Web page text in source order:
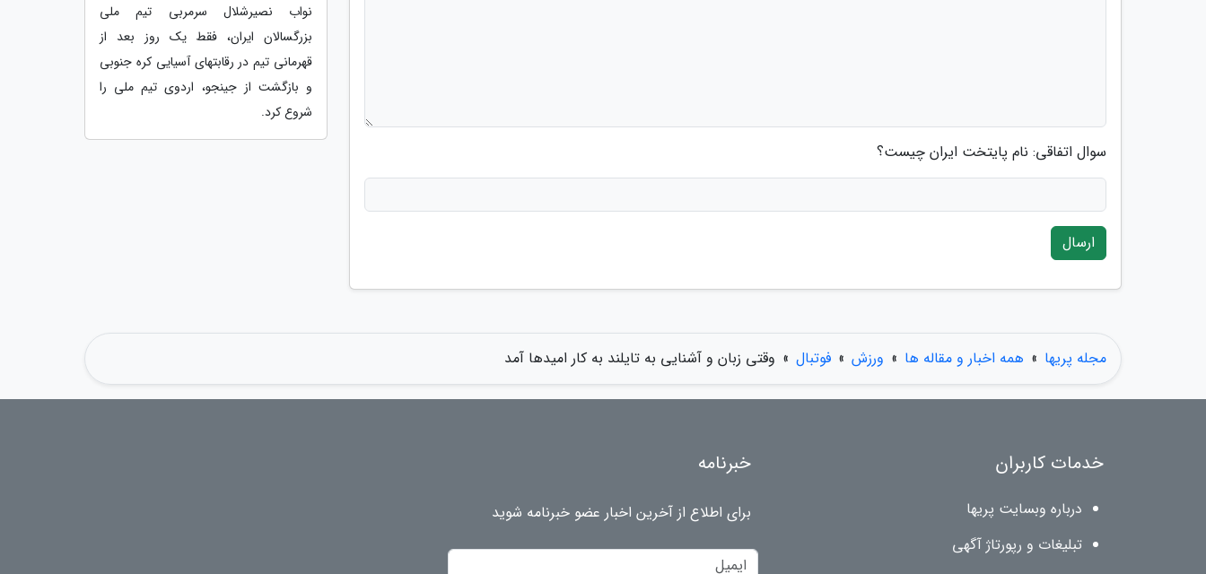
سوال اتفاقی: نام پایتخت ایران چیست؟
ارسال
نواب نصیرشلال سرمربی تیم ملی
بزرگسالان ایران، فقط یک روز بعد از
قهرمانی تیم در رقابتهای آسیایی کره جنوبی
و بازگشت از جینجو، اردوی تیم ملی را
شروع کرد.
مجله پریها » همه اخبار و مقاله ها » ورزش » فوتبال » وقتی زبان و آشنایی به تایلند به کار امیدها آمد
خدمات کاربران
درباره وبسایت پریها
تبلیغات و رپورتاژ آگهی
خبرنامه
برای اطلاع از آخرین اخبار عضو خبرنامه شوید